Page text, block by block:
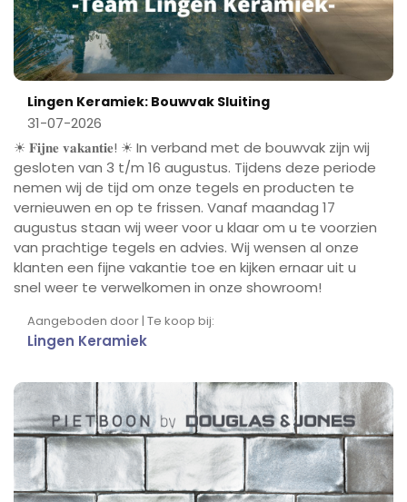
Lingen Keramiek: Bouwvak Sluiting
31-07-2026
☀ 𝐅𝐢𝐣𝐧𝐞 𝐯𝐚𝐤𝐚𝐧𝐭𝐢𝐞! ☀ In verband met de bouwvak zijn wij
gesloten van 3 t/m 16 augustus. Tijdens deze periode
nemen wij de tijd om onze tegels en producten te
vernieuwen en op te frissen. Vanaf maandag 17
augustus staan wij weer voor u klaar om u te voorzien
van prachtige tegels en advies. Wij wensen al onze
klanten een fijne vakantie toe en kijken ernaar uit u
snel weer te verwelkomen in onze showroom!
Aangeboden door | Te koop bij:
Lingen Keramiek